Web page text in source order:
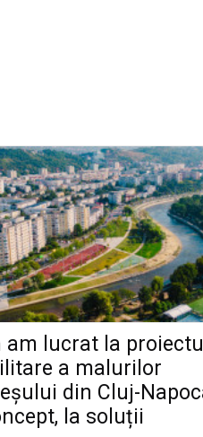
am lucrat la
a malurilor
din Cluj-
la soluții